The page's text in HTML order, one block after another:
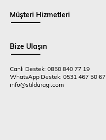
Müşteri Hizmetleri
Bize Ulaşın
Canlı Destek: 0850 840 77 19
WhatsApp Destek: 0531 467 50 67
info@stilduragi.com